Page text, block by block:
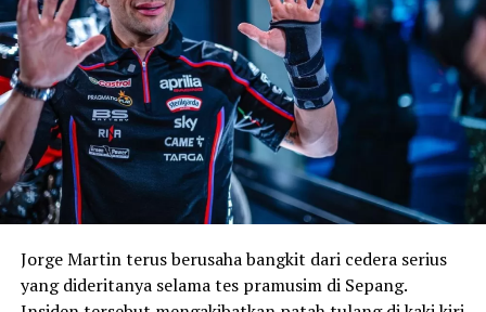
Jorge Martin terus berusaha bangkit dari cedera serius
yang dideritanya selama tes pramusim di Sepang.